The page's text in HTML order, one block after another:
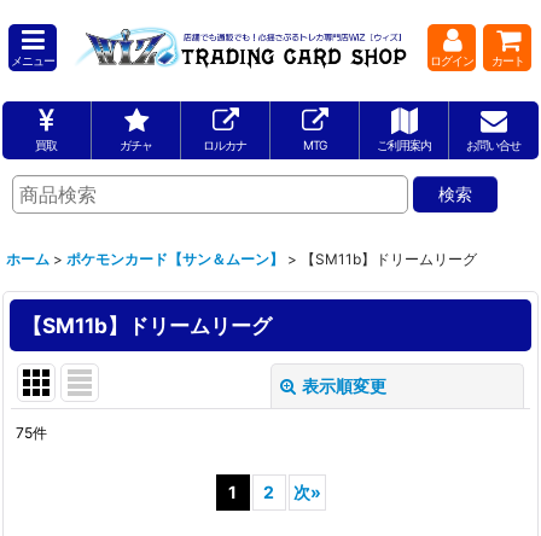
メニュー ログイン カート
買取 ガチャ ロルカナ MTG ご利用案内 お問い合せ
ホーム > ポケモンカード【サン＆ムーン】 > 【SM11b】ドリームリーグ
【SM11b】ドリームリーグ
表示順変更
75件
1 2 次»